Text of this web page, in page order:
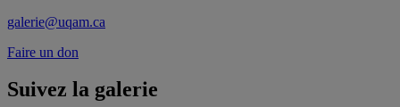
galerie@uqam.ca
Faire un don
Suivez la galerie